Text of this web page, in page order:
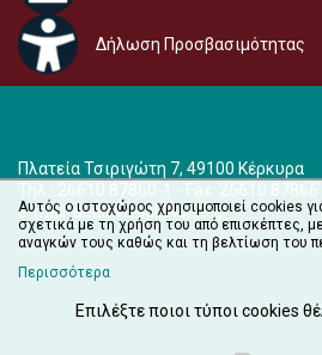
Δήλωση Προσβασιμότητας
Πλατεία Τσιριγώτη 7, 49100 Κέρκυρα
Τηλ.: 26610 87860-1 - Fax: 26610 87866
e-mail:audiovisual@ionio.gr
Αυτός ο ιστοχώρος χρησιμοποιεί cookies
σχετικά με τη χρήση του από επισκέπτες,
αναγκών τους καθώς και τη βελτίωση του
Περισσότερα
Επιλέξτε ποιοι τύποι cookies